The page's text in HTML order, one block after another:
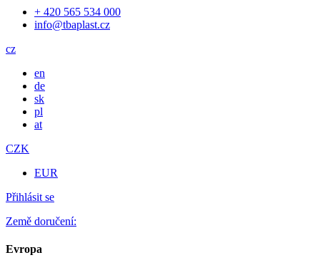
+ 420 565 534 000
info@tbaplast.cz
cz
en
de
sk
pl
at
CZK
EUR
Přihlásit se
Země doručení:
Evropa